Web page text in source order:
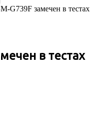
G739F замечен в тестах
в тестах